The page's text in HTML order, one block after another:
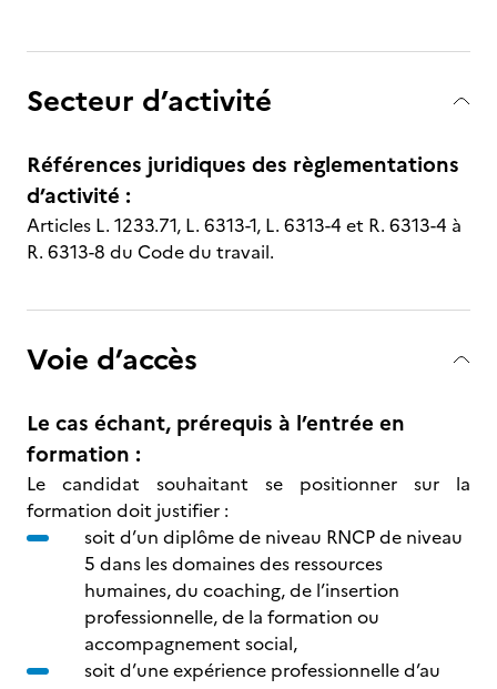
Secteur d’activité
Références juridiques des règlementations
d’activité :
Articles L. 1233.71, L. 6313-1, L. 6313-4 et R. 6313-4 à
R. 6313-8 du Code du travail.
Voie d’accès
Le cas échant, prérequis à l’entrée en
formation :
Le candidat souhaitant se positionner sur la
formation doit justifier :
soit d’un diplôme de niveau RNCP de niveau
5 dans les domaines des ressources
humaines, du coaching, de l’insertion
professionnelle, de la formation ou
accompagnement social,
soit d’une expérience professionnelle d’au